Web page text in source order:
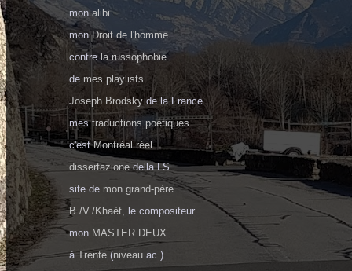
monalibi
monDroit de l'homme
сontre la russophobie
de mes playlists
Joseph Brodskyde la France
mestraductions poétiques
c'estMontréal réel
dissertazionedella LS
site de mon grand-père
B./V./Khaèt , le compositeur
mon MASTER DEUX
àTrente (niveau ac.)